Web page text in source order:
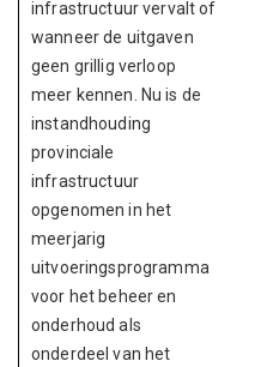
infrastructuur vervalt of
wanneer de uitgaven
geen grillig verloop
meer kennen. Nu is de
instandhouding
provinciale
infrastructuur
opgenomen in het
meerjarig
uitvoeringsprogramma
voor het beheer en
onderhoud als
onderdeel van het